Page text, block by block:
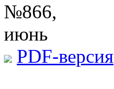
№866,
июнь
PDF-версия